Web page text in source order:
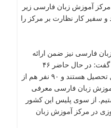
آموزش زبان فارسی زیر
و سفیر کار نظارت بر مرکز را
فارسی نیز ضمن ارائه
گزارشی از فعالیت‌های مرکز گفت: در حال حاضر ۴۶
فارسی آموز در مرکز مشغول تحصیل هستند و ۹۰ نفر هم از
زبان فارسی معرفی
از سوی پلیس این کشور
آموزی در مرکز آموزش زبان